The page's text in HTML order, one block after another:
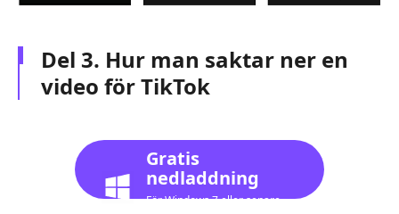
Del 3. Hur man saktar ner en
video för TikTok
Gratis
nedladdning
För Windows 7 eller senare